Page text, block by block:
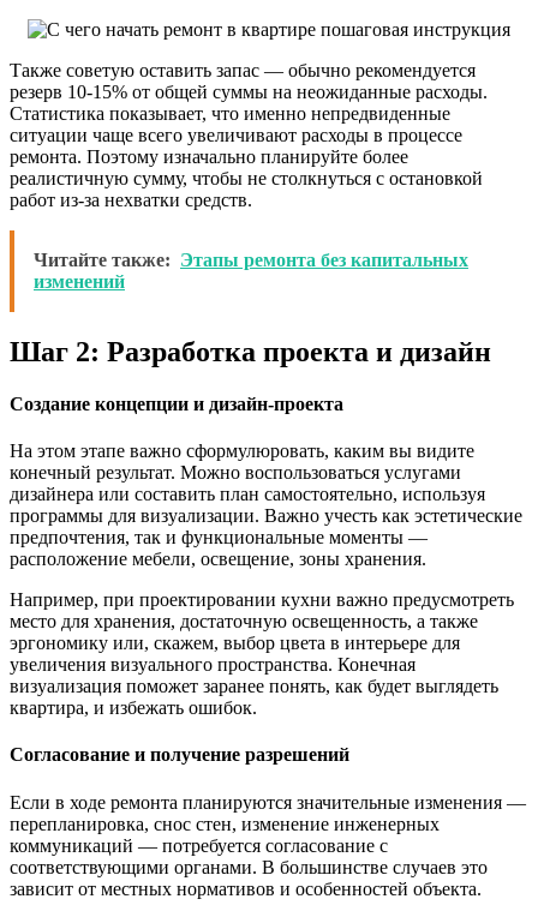
Также советую оставить запас — обычно рекомендуется
резерв 10-15% от общей суммы на неожиданные расходы.
Статистика показывает, что именно непредвиденные
ситуации чаще всего увеличивают расходы в процессе
ремонта. Поэтому изначально планируйте более
реалистичную сумму, чтобы не столкнуться с остановкой
работ из-за нехватки средств.
Читайте также: Этапы ремонта без капитальных
изменений
Шаг 2: Разработка проекта и дизайн
Создание концепции и дизайн-проекта
На этом этапе важно сформулюровать, каким вы видите
конечный результат. Можно воспользоваться услугами
дизайнера или составить план самостоятельно, используя
программы для визуализации. Важно учесть как эстетические
предпочтения, так и функциональные моменты —
расположение мебели, освещение, зоны хранения.
Например, при проектировании кухни важно предусмотреть
место для хранения, достаточную освещенность, а также
эргономику или, скажем, выбор цвета в интерьере для
увеличения визуального пространства. Конечная
визуализация поможет заранее понять, как будет выглядеть
квартира, и избежать ошибок.
Согласование и получение разрешений
Если в ходе ремонта планируются значительные изменения —
перепланировка, снос стен, изменение инженерных
коммуникаций — потребуется согласование с
соответствующими органами. В большинстве случаев это
зависит от местных нормативов и особенностей объекта.